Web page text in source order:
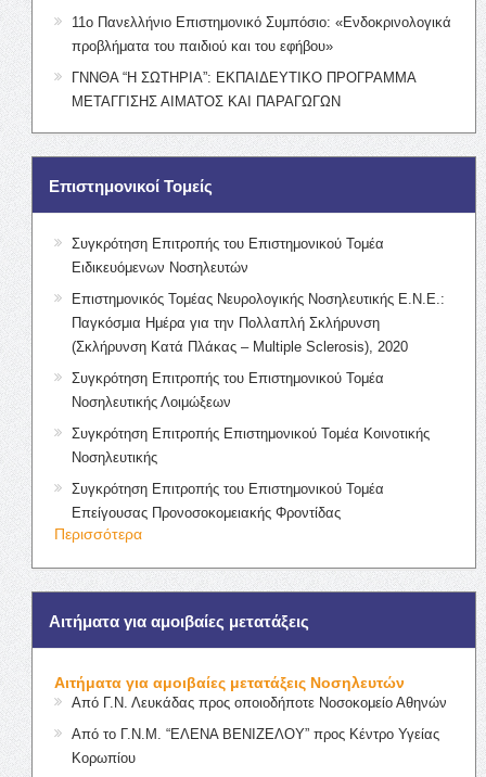
11ο Πανελλήνιο Επιστημονικό Συμπόσιο: «Ενδοκρινολογικά
προβλήματα του παιδιού και του εφήβου»
ΓΝΝΘΑ “Η ΣΩΤΗΡΙΑ”: ΕΚΠΑΙΔΕΥΤΙΚΟ ΠΡΟΓΡΑΜΜΑ
ΜΕΤΑΓΓΙΣΗΣ ΑΙΜΑΤΟΣ ΚΑΙ ΠΑΡΑΓΩΓΩΝ
Επιστημονικοί Τομείς
Συγκρότηση Επιτροπής του Επιστημονικού Τομέα
Ειδικευόμενων Νοσηλευτών
Επιστημονικός Τομέας Νευρολογικής Νοσηλευτικής Ε.Ν.Ε.:
Παγκόσμια Ημέρα για την Πολλαπλή Σκλήρυνση
(Σκλήρυνση Κατά Πλάκας – Multiple Sclerosis), 2020
Συγκρότηση Επιτροπής του Επιστημονικού Τομέα
Νοσηλευτικής Λοιμώξεων
Συγκρότηση Επιτροπής Επιστημονικού Τομέα Κοινοτικής
Νοσηλευτικής
Συγκρότηση Επιτροπής του Επιστημονικού Τομέα
Επείγουσας Προνοσοκομειακής Φροντίδας
Περισσότερα
Αιτήματα για αμοιβαίες μετατάξεις
Αιτήματα για αμοιβαίες μετατάξεις Νοσηλευτών
Από Γ.Ν. Λευκάδας προς οποιοδήποτε Νοσοκομείο Αθηνών
Από το Γ.Ν.Μ. “ΕΛΕΝΑ ΒΕΝΙΖΕΛΟΥ” προς Κέντρο Υγείας
Κορωπίου